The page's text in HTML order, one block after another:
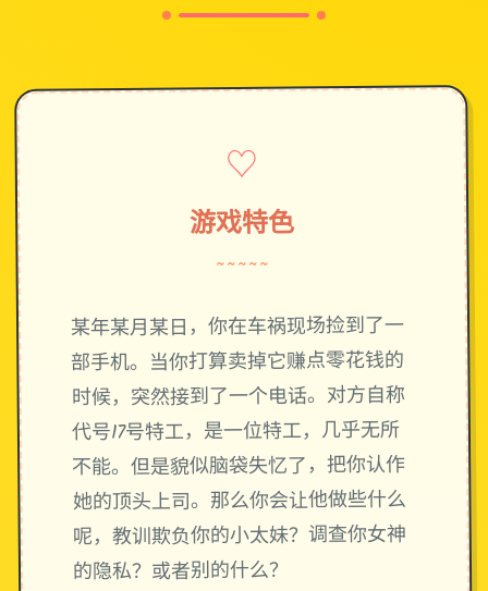
♡
游戏特色
~~~~~
某年某月某日，你在车祸现场捡到了一
部手机。当你打算卖掉它赚点零花钱的
时候，突然接到了一个电话。对方自称
代号17号特工，是一位特工，几乎无所
不能。但是貌似脑袋失忆了，把你认作
她的顶头上司。那么你会让他做些什么
呢，教训欺负你的小太妹？调查你女神
的隐私？或者别的什么？